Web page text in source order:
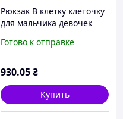
Рюкзак В клетку клеточку
для мальчика девочек
для школы института
Готово к отправке
930.05₴
Купить